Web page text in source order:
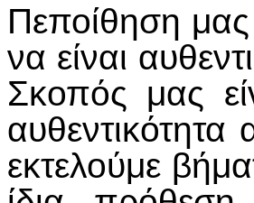
Πεποίθηση μας
να είναι
Σκοπός μας
εκτελούμε